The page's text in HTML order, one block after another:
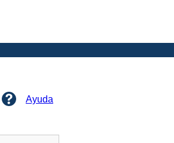
Ayuda